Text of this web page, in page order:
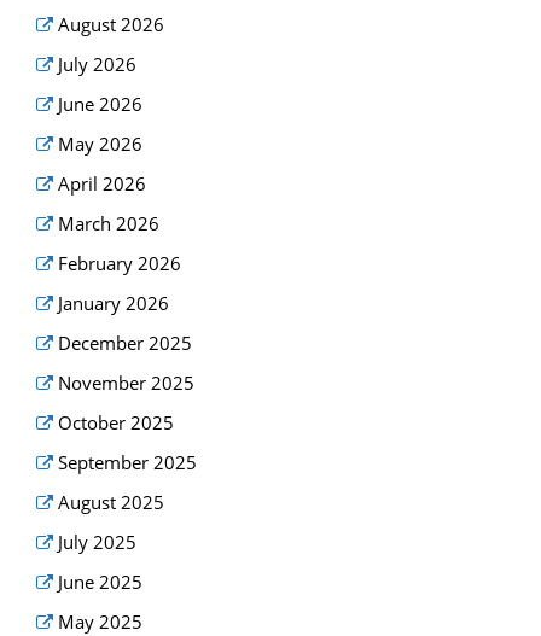
August 2026
July 2026
June 2026
May 2026
April 2026
March 2026
February 2026
January 2026
December 2025
November 2025
October 2025
September 2025
August 2025
July 2025
June 2025
May 2025